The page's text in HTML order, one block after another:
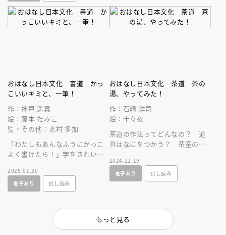
おはなし日本文化 書道 かっ
こいいキミと、一筆！
作：神戸 遥真
絵：藤本 たみこ
監・その他：北村 多加
「わたしもあんなふうにかっこ
よく書けたら！」字をきれいに
書を見て書道のかっこよさに目
覚め・・・
2025.01.30
電子あり
試し読み
おはなし日本文化 茶道 茶の
湯、やってみた！
作：石崎 洋司
絵：十々夜
茶道の作法ってどんなの？ 道
具はなにをつかう？ 茶室の作
茶道ビギナーの美咲が茶の湯に
チャレンジ！
2024.12.19
電子あり
試し読み
もっと見る